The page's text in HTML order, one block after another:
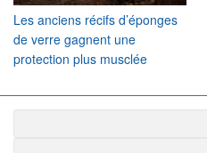
Les anciens récifs d’éponges
de verre gagnent une
protection plus musclée